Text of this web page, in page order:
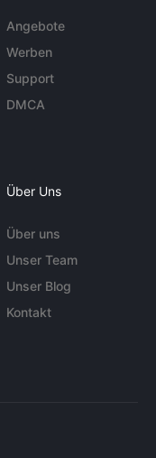
Angebote
Werben
Support
DMCA
Über Uns
Über uns
Unser Team
Unser Blog
Kontakt